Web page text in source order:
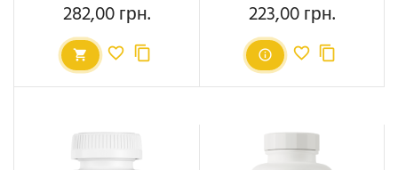
Ціна
282,00 грн. Ціна
223,00 грн.